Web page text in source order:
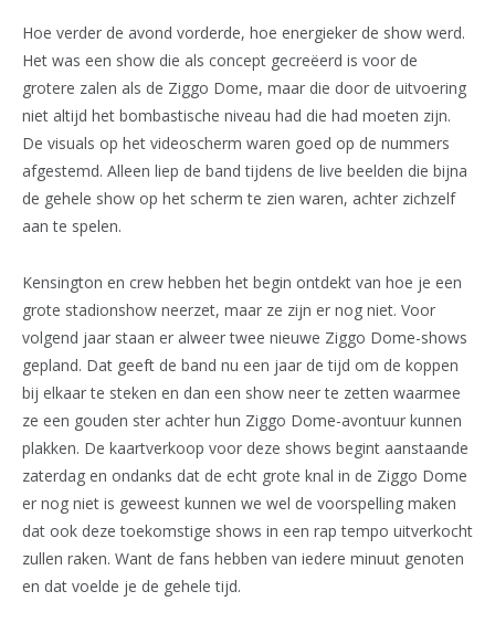
Hoe verder de avond vorderde, hoe energieker de show werd.
Het was een show die als concept gecreëerd is voor de
grotere zalen als de Ziggo Dome, maar die door de uitvoering
niet altijd het bombastische niveau had die had moeten zijn.
De visuals op het videoscherm waren goed op de nummers
afgestemd. Alleen liep de band tijdens de live beelden die bijna
de gehele show op het scherm te zien waren, achter zichzelf
aan te spelen.
Kensington en crew hebben het begin ontdekt van hoe je een
grote stadionshow neerzet, maar ze zijn er nog niet. Voor
volgend jaar staan er alweer twee nieuwe Ziggo Dome-shows
gepland. Dat geeft de band nu een jaar de tijd om de koppen
bij elkaar te steken en dan een show neer te zetten waarmee
ze een gouden ster achter hun Ziggo Dome-avontuur kunnen
plakken. De kaartverkoop voor deze shows begint aanstaande
zaterdag en ondanks dat de echt grote knal in de Ziggo Dome
er nog niet is geweest kunnen we wel de voorspelling maken
dat ook deze toekomstige shows in een rap tempo uitverkocht
zullen raken. Want de fans hebben van iedere minuut genoten
en dat voelde je de gehele tijd.